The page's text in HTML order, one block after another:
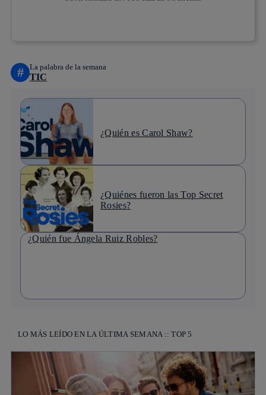
# La palabra de la semana
TIC
¿Quién es Carol Shaw?
¿Quiénes fueron las Top Secret
Rosies?
¿Quién fue Ángela Ruiz Robles?
LO MÁS LEÍDO EN LA ÚLTIMA SEMANA :: TOP 5